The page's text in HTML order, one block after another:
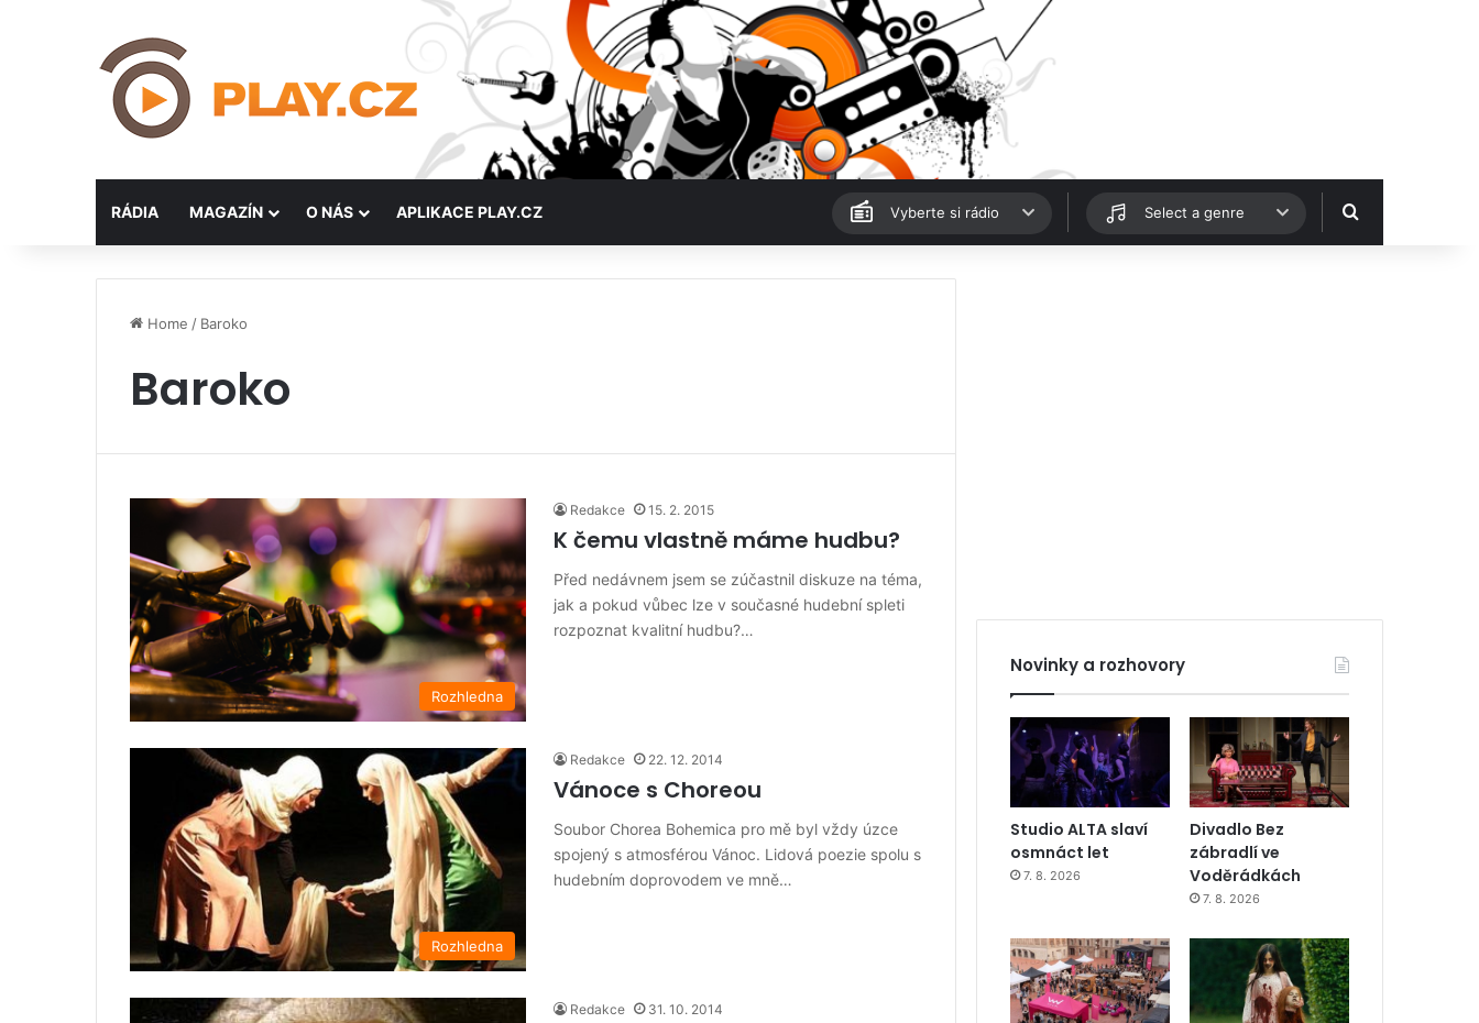
RÁDIA MAGAZÍN O NÁS APLIKACE PLAY.CZ Vyberte si rádio Select a genre Hledat
Home / Baroko
Baroko
Rozhledna
Redakce 15. 2. 2015
K čemu vlastně máme hudbu?
Před nedávnem jsem se zúčastnil diskuze na téma,
jak a pokud vůbec lze v současné hudební spleti
rozpoznat kvalitní hudbu?…
Rozhledna
Redakce 22. 12. 2014
Vánoce s Choreou
Soubor Chorea Bohemica pro mě byl vždy úzce
spojený s atmosférou Vánoc. Lidová poezie spolu s
hudebním doprovodem ve mně…
Redakce 31. 10. 2014
Novinky a rozhovory
Studio ALTA slaví
osmnáct let
7. 8. 2026
Divadlo Bez
zábradlí ve
Voděrádkách
7. 8. 2026